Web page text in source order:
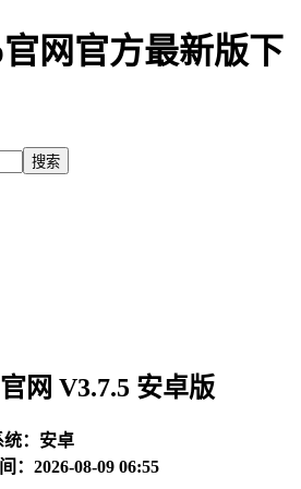
网官方最新版下
网 V3.7.5 安卓版
统：安卓
：2026-08-09 06:55